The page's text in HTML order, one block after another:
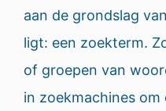
aan de grondslag
ligt: een zoekterm.
of groepen van
in zoekmachines